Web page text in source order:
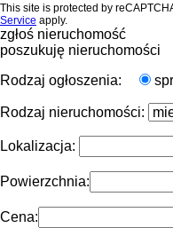
This site is protected by
Service apply.
zgłoś nieruchomość
poszukuję nieruchomości
Rodzaj ogłoszenia:
Rodzaj nieruchomości:
Lokalizacja:
Powierzchnia:
Cena: